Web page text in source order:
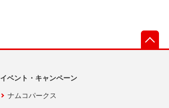
イベント・キャンペーン
ナムコパークス